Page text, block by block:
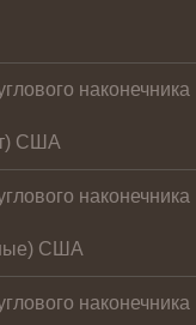
наконечника
США
наконечника
CША
наконечника